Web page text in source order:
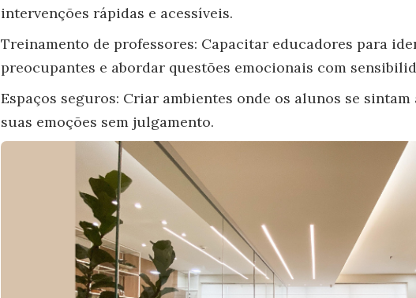
intervenções rápidas e acessíveis.
Treinamento de professores: Capacitar educadores para
preocupantes e abordar questões emocionais com
Espaços seguros: Criar ambientes onde os alunos se
suas emoções sem julgamento.